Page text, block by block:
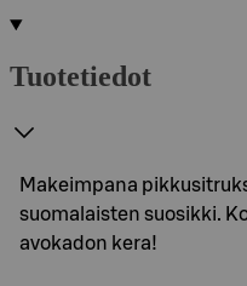
Tuotetiedot
Makeimpana
suomalaisten suosikki.
avokadon kera!